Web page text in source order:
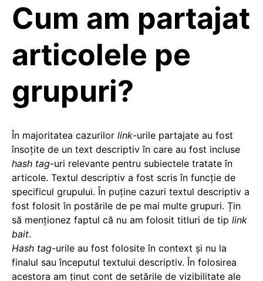
Cum am partajat
articolele pe
grupuri?
În majoritatea cazurilor link-urile partajate au fost
însoțite de un text descriptiv în care au fost incluse
hash tag-uri relevante pentru subiectele tratate în
articole. Textul descriptiv a fost scris în funcție de
specificul grupului. În puține cazuri textul descriptiv a
fost folosit în postările de pe mai multe grupuri. Țin
să menționez faptul că nu am folosit titluri de tip link
bait.
Hash tag-urile au fost folosite în context și nu la
finalul sau începutul textului descriptiv. În folosirea
acestora am ținut cont de setările de vizibilitate ale